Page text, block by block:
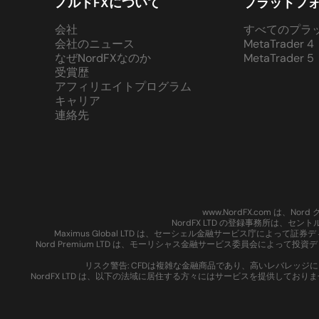
会社
会社のニュース
なぜNordFXなのか
受賞歴
アフィリエイトプログラム
キャリア
連絡先
すべてのプラ
MetaTrader 4
MetaTrader 5
www.NordFX.com は、Nord
NordFX LTD の登録事務所は、セン
Maximus Global LTD は、セーシェル金融サービス庁によって証券
Nord Premium LTD は、モーリシャス金融サービス委員会によって投
リスク警告: CFDは複雑な金融商品であり、高いレバレッ
NordFX LTD は、以下の法域に居住する方々にはサービスを提供してお